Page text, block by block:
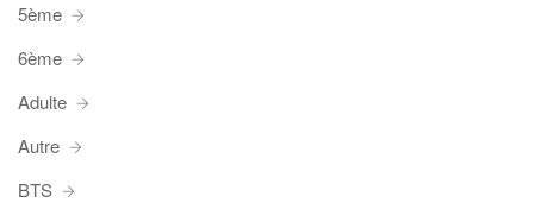
5ème
6ème
Adulte
Autre
BTS